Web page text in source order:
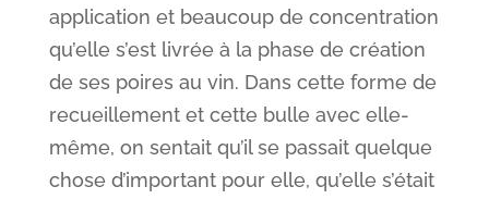
application et beaucoup de concentration
qu’elle s’est livrée à la phase de création
de ses poires au vin. Dans cette forme de
recueillement et cette bulle avec elle-
même, on sentait qu’il se passait quelque
chose d’important pour elle, qu’elle s’était